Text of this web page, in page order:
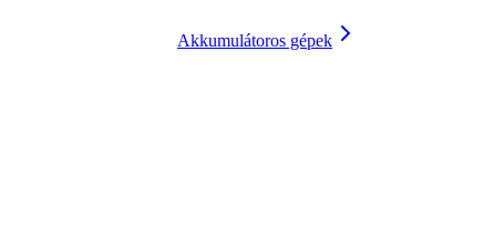
Akkumulátoros gépek